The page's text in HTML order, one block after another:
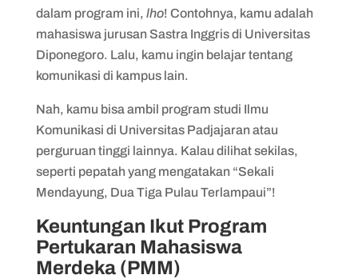
dalam program ini, lho! Contohnya, kamu adalah
mahasiswa jurusan Sastra Inggris di Universitas
Diponegoro. Lalu, kamu ingin belajar tentang
komunikasi di kampus lain.
Nah, kamu bisa ambil program studi Ilmu
Komunikasi di Universitas Padjajaran atau
perguruan tinggi lainnya. Kalau dilihat sekilas,
seperti pepatah yang mengatakan “Sekali
Mendayung, Dua Tiga Pulau Terlampaui”!
Keuntungan Ikut Program
Pertukaran Mahasiswa
Merdeka (PMM)